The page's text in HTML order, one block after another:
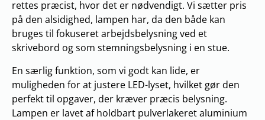
rettes præcist, hvor det er nødvendigt. Vi sætter pris
på den alsidighed, lampen har, da den både kan
bruges til fokuseret arbejdsbelysning ved et
skrivebord og som stemningsbelysning i en stue.
En særlig funktion, som vi godt kan lide, er
muligheden for at justere LED-lyset, hvilket gør den
perfekt til opgaver, der kræver præcis belysning.
Lampen er lavet af holdbart pulverlakeret aluminium